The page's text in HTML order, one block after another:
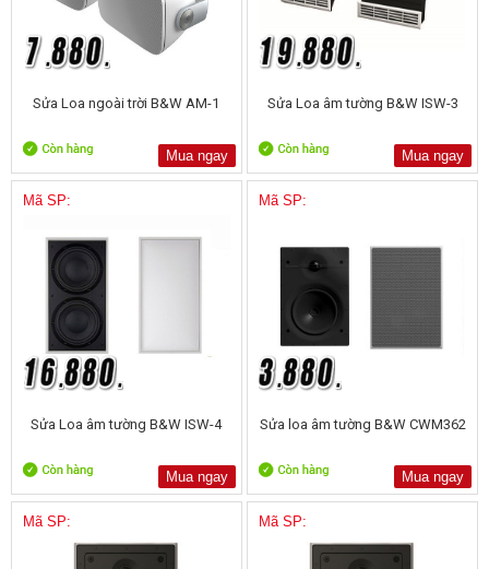
Sửa Loa ngoài trời B&W AM-1
Mua ngay
Sửa Loa âm tường B&W ISW-3
Mua ngay
Mã SP:
Sửa Loa âm tường B&W ISW-4
Mua ngay
Mã SP:
Sửa loa âm tường B&W CWM362
Mua ngay
Mã SP: Mã SP: